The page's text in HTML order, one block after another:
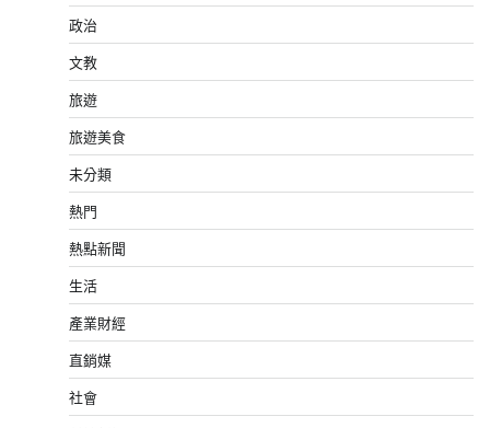
政治
文教
旅遊
旅遊美食
未分類
熱門
熱點新聞
生活
產業財經
直銷媒
社會